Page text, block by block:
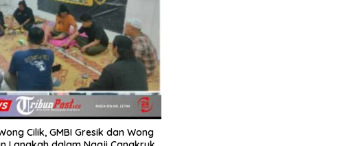
Cilik, GMBI Gresik dan Wong